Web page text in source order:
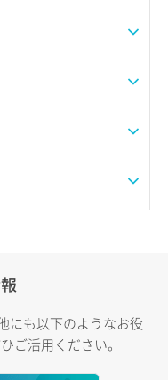
にも以下のようなお役
ご活用ください。